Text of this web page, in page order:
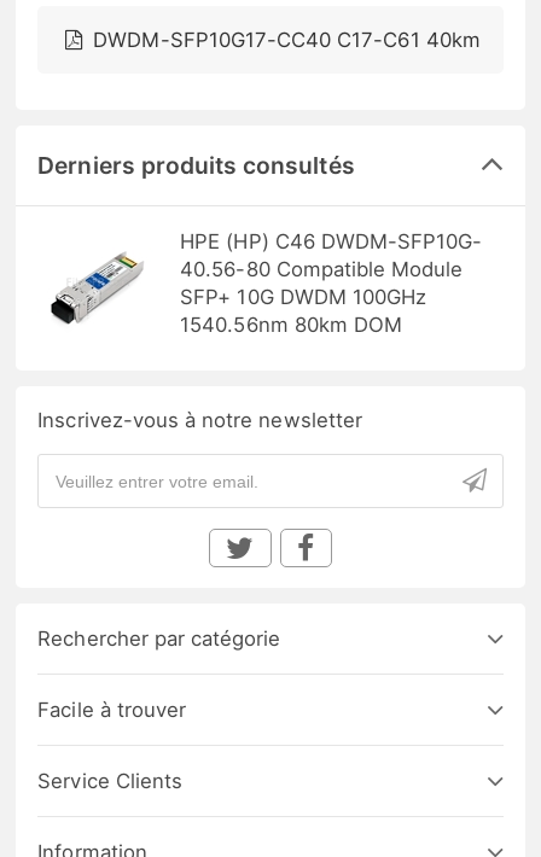
DWDM-SFP10G17-CC40 C17-C61 40km
Derniers produits consultés
HPE (HP) C46 DWDM-SFP10G-
40.56-80 Compatible Module
SFP+ 10G DWDM 100GHz
1540.56nm 80km DOM
Inscrivez-vous à notre newsletter
Rechercher par catégorie
Facile à trouver
Service Clients
Information